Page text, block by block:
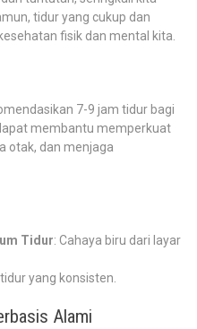
tidur yang cukup dan
fisik dan mental kita.
7-9 jam tidur bagi
membantu memperkuat
otak, dan menjaga
Tidur: Cahaya biru dari layar
yang konsisten.
Alami